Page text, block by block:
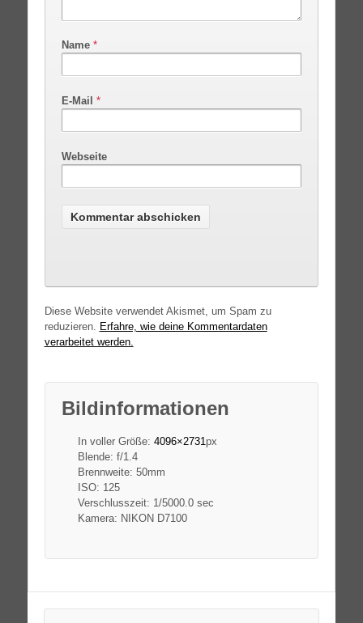
Name *
E-Mail *
Webseite
Diese Website verwendet Akismet, um Spam zu
reduzieren. Erfahre, wie deine Kommentardaten
verarbeitet werden.
Bildinformationen
In voller Größe: 4096×2731px
Blende: f/1.4
Brennweite: 50mm
ISO: 125
Verschlusszeit: 1/5000.0 sec
Kamera: NIKON D7100